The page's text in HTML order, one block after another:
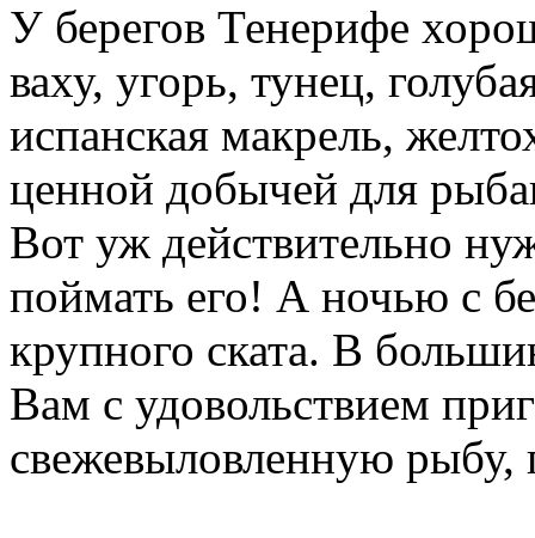
У берегов Тенерифе
ваху, угорь, тунец,
испанская макрель,
ценной добычей для
Вот уж действительно
поймать его! А ночью с
крупного ската. В
Вам с удовольствием
свежевыловленную рыбу,